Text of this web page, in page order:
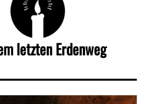
letzten Erdenweg